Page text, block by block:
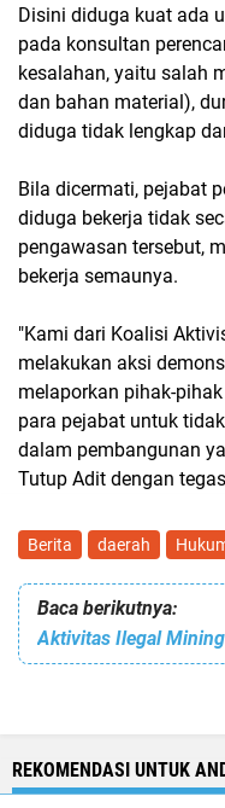
Disini diduga kuat ada
pada konsultan
kesalahan, yaitu salah
dan bahan material),
diduga tidak lengkap
Bila dicermati, pejabat
diduga bekerja tidak
pengawasan tersebut,
bekerja semaunya.
"Kami dari Koalisi
melakukan aksi
melaporkan pihak-
para pejabat untuk
dalam pembangunan
Tutup Adit dengan
Berita daerah
Baca berikutnya:
REKOMENDASI UNTUK